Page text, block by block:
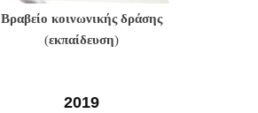
Βραβείο κοινωνικής δράσης
(εκπαίδευση)
2019